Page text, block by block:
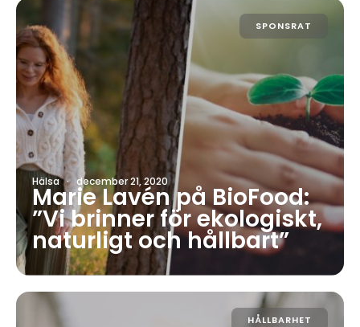
SPONSRAT
Hälsa · december 21, 2020
Marie Lavén på BioFood:
”Vi brinner för ekologiskt,
naturligt och hållbart”
HÅLLBARHET